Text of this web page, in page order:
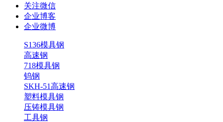
关注微信
企业博客
企业微博
S136模具钢
高速钢
718模具钢
钨钢
SKH-51高速钢
塑料模具钢
压铸模具钢
工具钢